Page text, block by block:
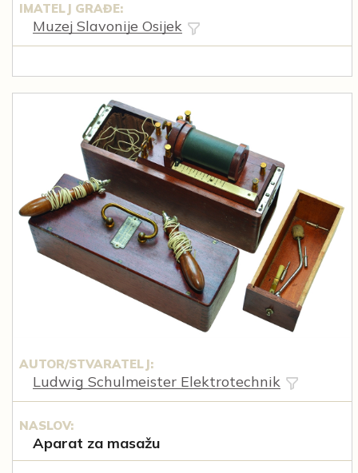
IMATELJ GRAĐE:
Muzej Slavonije Osijek
AUTOR/STVARATELJ:
Ludwig Schulmeister Elektrotechnik
NASLOV:
Aparat za masažu